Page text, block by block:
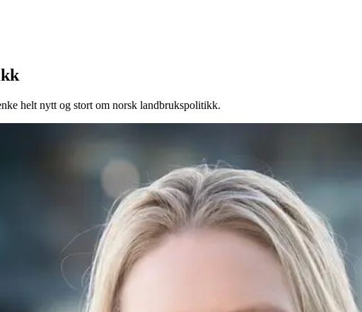
helt nytt og stort om norsk landbrukspolitikk.